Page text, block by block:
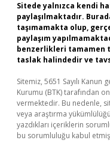
Sitede yalnızca kendi
paylaşılmaktadır.
taşımamakta olup,
paylaşım
benzerlikleri tamamen
taslak halindedir ve
Sitemiz, 5651 Sayılı
Kurumu (BTK) tarafından
vermektedir. Bu nedenle,
veya araştırma
yazdıkları içeriklerin
bu sorumluluğu kabul etmiş